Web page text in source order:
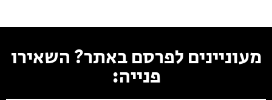
מעוניינים לפרסם באתר? השאירו
פנייה: